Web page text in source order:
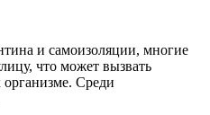
и самоизоляции, многие
что может вызвать
Среди